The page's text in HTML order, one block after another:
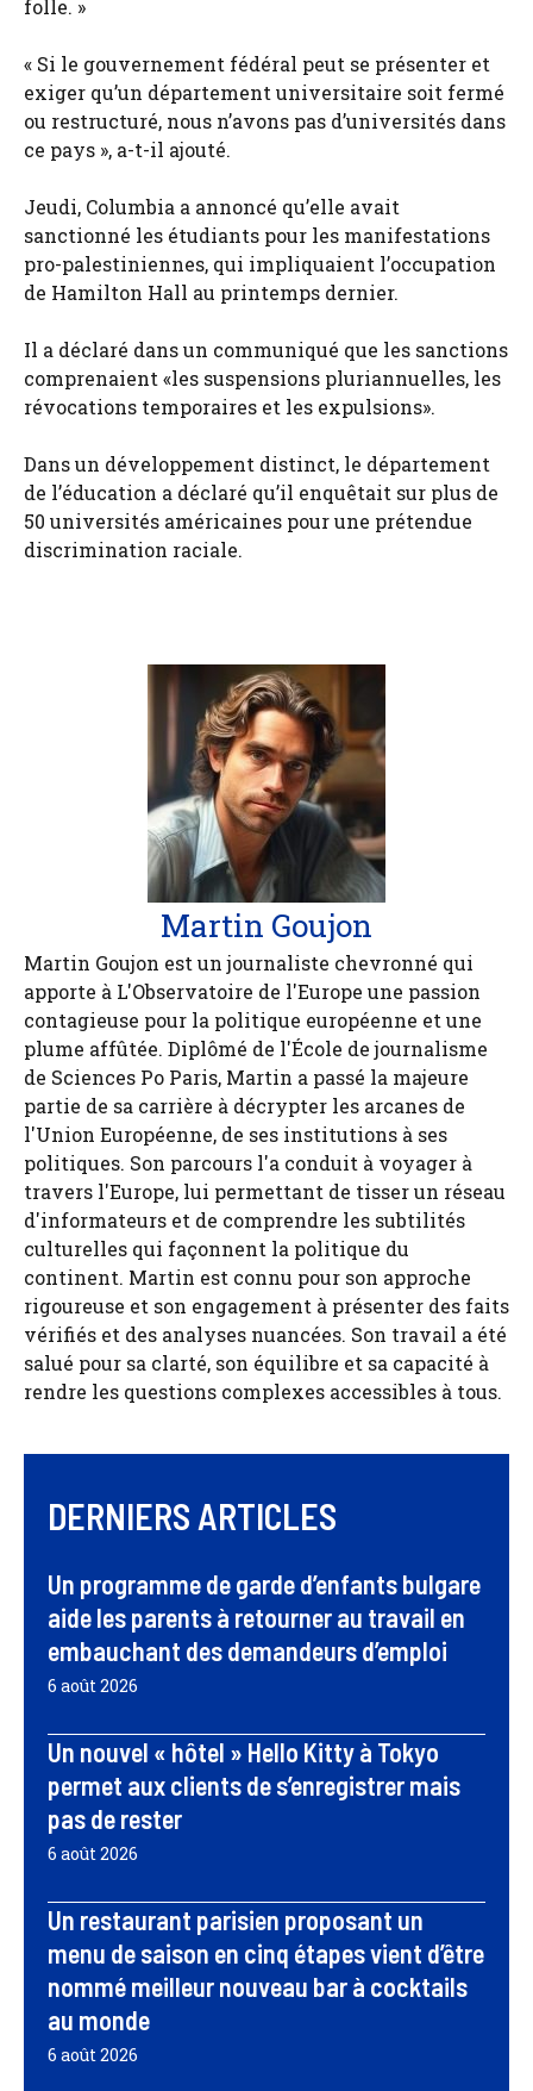
folle. »
« Si le gouvernement fédéral peut se présenter et
exiger qu’un département universitaire soit fermé
ou restructuré, nous n’avons pas d’universités dans
ce pays », a-t-il ajouté.
Jeudi, Columbia a annoncé qu’elle avait
sanctionné les étudiants pour les manifestations
pro-palestiniennes, qui impliquaient l’occupation
de Hamilton Hall au printemps dernier.
Il a déclaré dans un communiqué que les sanctions
comprenaient «les suspensions pluriannuelles, les
révocations temporaires et les expulsions».
Dans un développement distinct, le département
de l’éducation a déclaré qu’il enquêtait sur plus de
50 universités américaines pour une prétendue
discrimination raciale.
Martin Goujon
Martin Goujon est un journaliste chevronné qui
apporte à L'Observatoire de l'Europe une passion
contagieuse pour la politique européenne et une
plume affûtée. Diplômé de l'École de journalisme
de Sciences Po Paris, Martin a passé la majeure
partie de sa carrière à décrypter les arcanes de
l'Union Européenne, de ses institutions à ses
politiques. Son parcours l'a conduit à voyager à
travers l'Europe, lui permettant de tisser un réseau
d'informateurs et de comprendre les subtilités
culturelles qui façonnent la politique du
continent. Martin est connu pour son approche
rigoureuse et son engagement à présenter des faits
vérifiés et des analyses nuancées. Son travail a été
salué pour sa clarté, son équilibre et sa capacité à
rendre les questions complexes accessibles à tous.
DERNIERS ARTICLES
Un programme de garde d’enfants bulgare
aide les parents à retourner au travail en
embauchant des demandeurs d’emploi
6 août 2026
Un nouvel « hôtel » Hello Kitty à Tokyo
permet aux clients de s’enregistrer mais
pas de rester
6 août 2026
Un restaurant parisien proposant un
menu de saison en cinq étapes vient d’être
nommé meilleur nouveau bar à cocktails
au monde
6 août 2026